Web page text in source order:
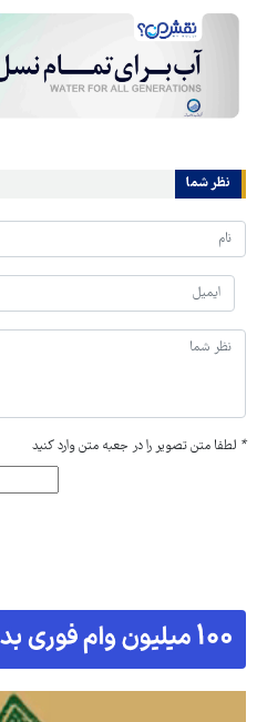
نظر شما
* لطفا متن تصویر را در جعبه متن وارد کنید